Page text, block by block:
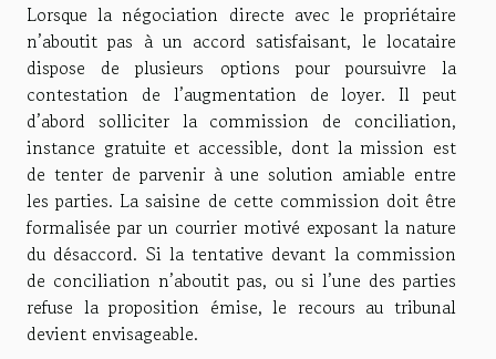
Lorsque la négociation directe avec le propriétaire
n’aboutit pas à un accord satisfaisant, le locataire
dispose de plusieurs options pour poursuivre la
contestation de l’augmentation de loyer. Il peut
d’abord solliciter la commission de conciliation,
instance gratuite et accessible, dont la mission est
de tenter de parvenir à une solution amiable entre
les parties. La saisine de cette commission doit être
formalisée par un courrier motivé exposant la nature
du désaccord. Si la tentative devant la commission
de conciliation n’aboutit pas, ou si l’une des parties
refuse la proposition émise, le recours au tribunal
devient envisageable.